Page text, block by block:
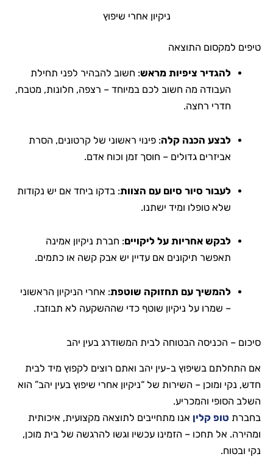
ניקיון אחרי שיפוץ
טיפים למקסום התוצאה
להגדיר ציפיות מראש: חשוב להבהיר לפני תחילת
העבודה מה חשוב לכם במיוחד – רצפה, חלונות, מטבח,
חדרי רחצה.
לבצע הכנה קלה: פינוי ראשוני של קרטונים, הסרת
אביזרים גדולים – חוסך זמן וכוח אדם.
לעבור סיור סיום עם הצוות: בדקו ביחד אם יש נקודות
שלא טופלו ומיד ישתנו.
לבקש אחריות על ליקויים: חברת ניקיון אמינה
תאפשר תיקונים אם עדיין יש אבק קשה או כתמים.
להמשיך עם תחזוקה שוטפת: אחרי הניקיון הראשוני
– שמרו על ניקיון שוטף כדי שההשקעה לא תבוזבז.
סיכום – הכניסה הבטוחה לבית המשודרג בעין יהב
אם התחלתם בשיפוץ ב-עין יהב ואתם רוצים לקפוץ מיד לבית
חדש, נקי ומוכן – השירות של “ניקיון אחרי שיפוץ בעין יהב” הוא
השלב הסופי והמכריע.
בחברת טופ קלין אנו מתחייבים לתוצאה מקצועית, איכותית
ומהירה. אל תחכו – הזמינו עכשיו וגשו להרגשה של בית מוכן,
נקי ובטוח.